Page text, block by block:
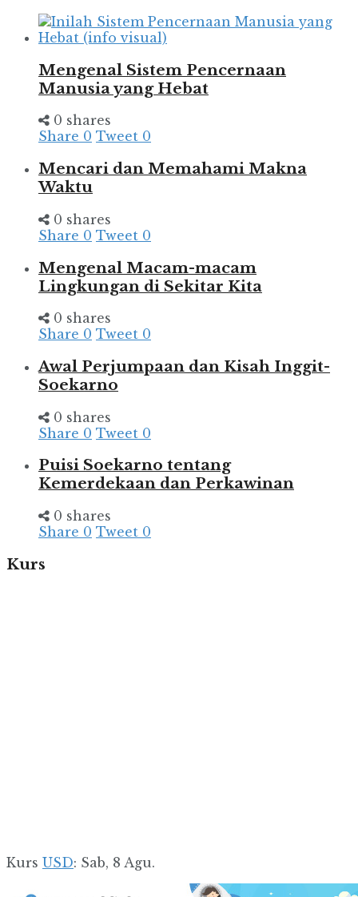
Mengenal Sistem Pencernaan
Manusia yang Hebat
0 shares
Share 0 Tweet 0
Mencari dan Memahami Makna
Waktu
0 shares
Share 0 Tweet 0
Mengenal Macam-macam
Lingkungan di Sekitar Kita
0 shares
Share 0 Tweet 0
Awal Perjumpaan dan Kisah Inggit-
Soekarno
0 shares
Share 0 Tweet 0
Puisi Soekarno tentang
Kemerdekaan dan Perkawinan
0 shares
Share 0 Tweet 0
Kurs
Kurs USD: Sab, 8 Agu.